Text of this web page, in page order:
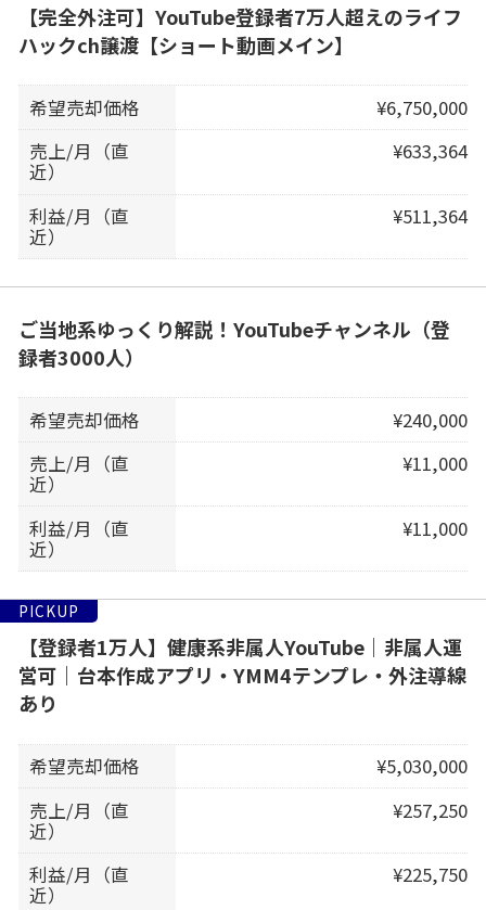
【完全外注可】YouTube登録者7万人超えのライフ
ハックch譲渡【ショート動画メイン】
希望売却価格
¥6,750,000
売上/月（直
近）
¥633,364
利益/月（直
近）
¥511,364
ご当地系ゆっくり解説！YouTubeチャンネル（登
録者3000人）
希望売却価格
¥240,000
売上/月（直
近）
¥11,000
利益/月（直
近）
¥11,000
PICKUP
【登録者1万人】健康系非属人YouTube｜非属人運
営可｜台本作成アプリ・YMM4テンプレ・外注導線
あり
希望売却価格
¥5,030,000
売上/月（直
近）
¥257,250
利益/月（直
近）
¥225,750